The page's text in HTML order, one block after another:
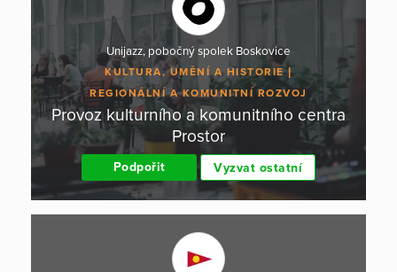
Unijazz, pobočný spolek Boskovice
KULTURA, UMĚNÍ A HISTORIE
REGIONÁLNÍ A KOMUNITNÍ ROZVOJ
Provoz kulturního a komunitního centra
Prostor
Podpořit Vyzvat ostatní